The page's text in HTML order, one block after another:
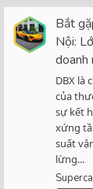
Bắt
Nội:
doanh
DBX là
của
sự kết
xứng
suất
lừng...